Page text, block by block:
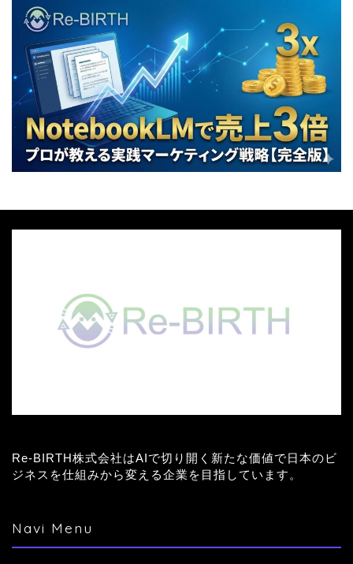
Re-BIRTH株式会社はAIで切り開く新たな価値で日本のビ
ジネスを仕組みから変える企業を目指しています。
Navi Menu